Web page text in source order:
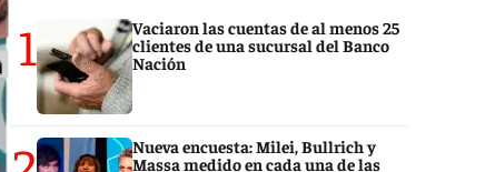
1
Vaciaron las cuentas de al menos 25
clientes de una sucursal del Banco
Nación
Nueva encuesta: Milei, Bullrich y
Massa medido en cada una de las